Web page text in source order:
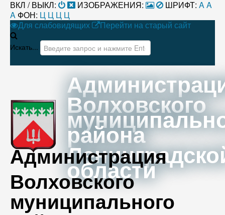
ВКЛ / ВЫКЛ: ИЗОБРАЖЕНИЯ: ШРИФТ: AA
A ФОН: Ц Ц Ц Ц
Для слабовидящих
Перейти на старый сайт
Искать...
Волховского
района
области
Администрация
Волховского
муниципального